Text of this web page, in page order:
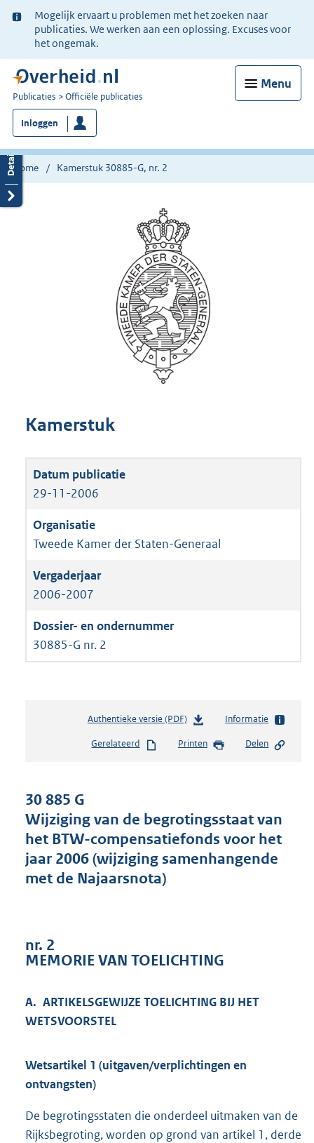
Ter
informatie:
Mogelijk ervaart u problemen met het zoeken naar
publicaties. We werken aan een oplossing. Excuses voor
het ongemak.
Menu
U
bent
nu
hier:
Publicaties Officiële publicaties
Inloggen
Home Kamerstuk 30885-G, nr. 2
Kamerstuk
29-11-2006
Tweede Kamer der Staten-Generaal
2006-2007
30885-G nr. 2
Authentieke versie (PDF)b
s
s
g
o
2
5
b
Informatie
Gerelateerd Printen Delen
30 885 G
Wijziging van de begrotingsstaat van
het BTW-compensatiefonds voor het
jaar 2006 (wijziging samenhangende
met de Najaarsnota)
nr. 2
MEMORIE VAN TOELICHTING
A. ARTIKELSGEWIJZE TOELICHTING BIJ HET
WETSVOORSTEL
Wetsartikel 1 (uitgaven/verplichtingen en
ontvangsten)
De begrotingsstaten die onderdeel uitmaken van de
Rijksbegroting, worden op grond van artikel 1, derde